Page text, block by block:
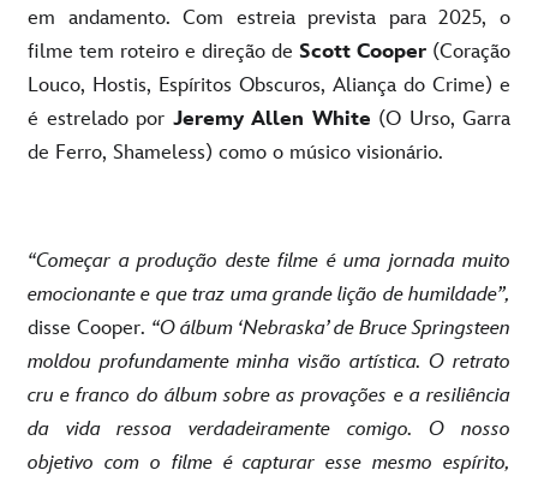
em andamento. Com estreia prevista para 2025, o
filme tem roteiro e direção de Scott Cooper (Coração
Louco, Hostis, Espíritos Obscuros, Aliança do Crime) e
é estrelado por Jeremy Allen White (O Urso, Garra
de Ferro, Shameless) como o músico visionário.
“Começar a produção deste filme é uma jornada muito
emocionante e que traz uma grande lição de humildade”,
disse Cooper. “O álbum ‘Nebraska’ de Bruce Springsteen
moldou profundamente minha visão artística. O retrato
cru e franco do álbum sobre as provações e a resiliência
da vida ressoa verdadeiramente comigo. O nosso
objetivo com o filme é capturar esse mesmo espírito,